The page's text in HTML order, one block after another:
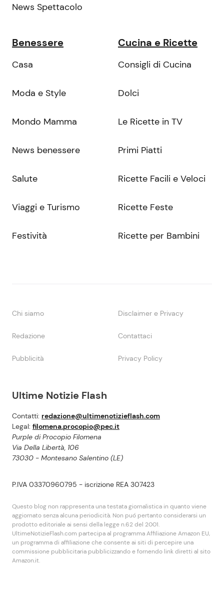
Ultime Notizie Flash
Contatti: redazione@ultimenotizieflash.com
Legal: filomena.procopio@pec.it
Purple di Procopio Filomena
Via Della Libertà, 106
73030 - Montesano Salentino (LE)
P.IVA 03370960795 - iscrizione REA 307423
Questo blog non rappresenta una testata giornalistica in quanto viene
aggiornato senza alcuna periodicità. Non puó pertanto considerarsi un
prodotto editoriale ai sensi della legge n.62 del 2001.
UltimeNotizieFlash.com partecipa al programma Affiliazione Amazon EU,
un programma di affiliazione che consente ai siti di percepire una
commissione pubblicitaria pubblicizzando e fornendo link diretti al sito
Amazon.it.
News Spettacolo
Benessere
Casa
Moda e Style
Mondo Mamma
News benessere
Salute
Viaggi e Turismo
Festività
Cucina e Ricette
Consigli di Cucina
Dolci
Le Ricette in TV
Primi Piatti
Ricette Facili e Veloci
Ricette Feste
Ricette per Bambini
Chi siamo Disclaimer e Privacy
Redazione Contattaci
Pubblicità Privacy Policy